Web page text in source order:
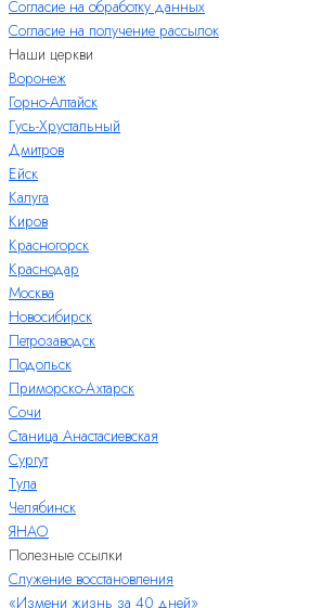
Согласие на обработку данных
Согласие на получение рассылок
Наши церкви
Воронеж
Горно-Алтайск
Гусь-Хрустальный
Дмитров
Ейск
Калуга
Киров
Красногорск
Краснодар
Москва
Новосибирск
Петрозаводск
Подольск
Приморско-Ахтарск
Сочи
Станица Анастасиевская
Сургут
Тула
Челябинск
ЯНАО
Полезные ссылки
Служение восстановления
«Измени жизнь за 40 дней»